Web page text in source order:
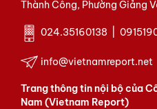
Thành Công, Phường Giảng
024.35160138 |
info@vietnamreport.net
Trang thông tin nội bộ của
Nam (Vietnam Report)